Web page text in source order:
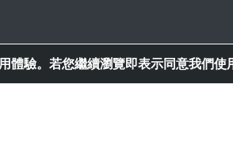
© 2025
體驗。若您繼續瀏覽即表示同意我們